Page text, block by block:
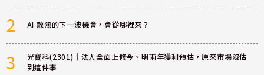
2 AI 散熱的下一波機會，會從哪裡來？
3
光寶科(2301)｜法人全面上修今、明兩年獲利預估，原來市場沒估
到這件事